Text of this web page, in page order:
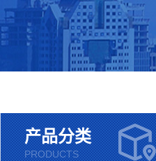
产品分类
PRODUCTS